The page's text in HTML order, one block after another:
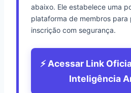
abaixo. Ele estabelece uma
plataforma de membros para
inscrição com segurança.
⚡ Acessar Link
Inteligência